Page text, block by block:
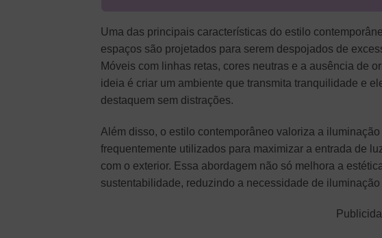
Uma das principais características do estilo
espaços são projetados para serem despojados de
Móveis com linhas retas, cores neutras e a ausência de
ideia é criar um ambiente que transmita tranquilidade e
destaquem sem distrações.
Além disso, o estilo contemporâneo valoriza a
frequentemente utilizados para maximizar a entrada de
com o exterior. Essa abordagem não só melhora a
sustentabilidade, reduzindo a necessidade de